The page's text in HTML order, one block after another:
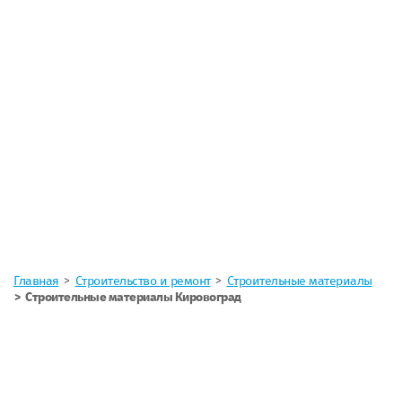
Главная Строительство и ремонт
Строительные материалы
Строительные материалы Кировоград